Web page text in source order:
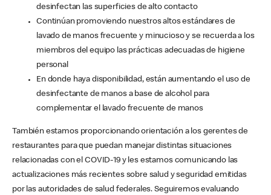
desinfectan las superficies de alto contacto
Continúan promoviendo nuestros altos estándares de
lavado de manos frecuente y minucioso y se recuerda a los
miembros del equipo las prácticas adecuadas de higiene
personal
En donde haya disponibilidad, están aumentando el uso de
desinfectante de manos a base de alcohol para
complementar el lavado frecuente de manos
También estamos proporcionando orientación a los gerentes de
restaurantes para que puedan manejar distintas situaciones
relacionadas con el COVID-19 y les estamos comunicando las
actualizaciones más recientes sobre salud y seguridad emitidas
por las autoridades de salud federales. Seguiremos evaluando